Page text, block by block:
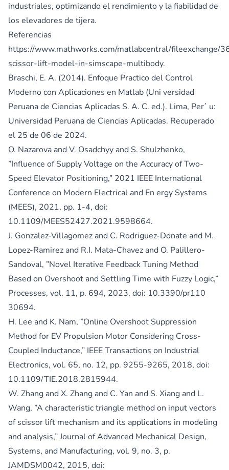
industriales, optimizando el rendimiento y la fiabilidad de
los elevadores de tijera.
Referencias
https://www.mathworks.com/matlabcentral/fileexchange/
scissor-lift-model-in-simscape-multibody.
Braschi, E. A. (2014). Enfoque Practico del Control
Moderno con Aplicaciones en Matlab (Uni versidad
Peruana de Ciencias Aplicadas S. A. C. ed.). Lima, Per´ u:
Universidad Peruana de Ciencias Aplicadas. Recuperado
el 25 de 06 de 2024.
O. Nazarova and V. Osadchyy and S. Shulzhenko,
”Influence of Supply Voltage on the Accuracy of Two-
Speed Elevator Positioning,” 2021 IEEE International
Conference on Modern Electrical and En ergy Systems
(MEES), 2021, pp. 1-4, doi:
10.1109/MEES52427.2021.9598664.
J. Gonzalez-Villagomez and C. Rodriguez-Donate and M.
Lopez-Ramirez and R.I. Mata-Chavez and O. Palillero-
Sandoval, ”Novel Iterative Feedback Tuning Method
Based on Overshoot and Settling Time with Fuzzy Logic,”
Processes, vol. 11, p. 694, 2023, doi: 10.3390/pr110
30694.
H. Lee and K. Nam, ”Online Overshoot Suppression
Method for EV Propulsion Motor Considering Cross-
Coupled Inductance,” IEEE Transactions on Industrial
Electronics, vol. 65, no. 12, pp. 9255-9265, 2018, doi:
10.1109/TIE.2018.2815944.
W. Zhang and X. Zhang and C. Yan and S. Xiang and L.
Wang, ”A characteristic triangle method on input vectors
of scissor lift mechanism and its applications in modeling
and analysis,” Journal of Advanced Mechanical Design,
Systems, and Manufacturing, vol. 9, no. 3, p.
JAMDSM0042, 2015, doi: